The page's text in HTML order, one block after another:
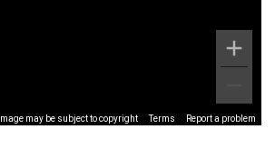
Image may be subject to copyright Terms Report a problem